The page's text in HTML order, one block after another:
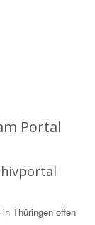
Portal
Thüringen offen